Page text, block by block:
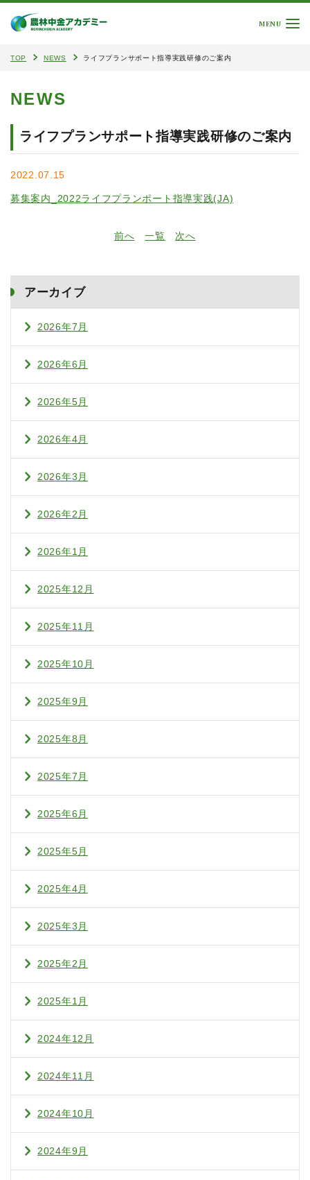
MENU
TOP NEWS ライフプランサポート指導実践研修のご案内
NEWS
ライフプランサポート指導実践研修のご案内
2022.07.15
募集案内_2022ライフプランポート指導実践(JA)
前へ 一覧 次へ
アーカイブ
2026年7月
2026年6月
2026年5月
2026年4月
2026年3月
2026年2月
2026年1月
2025年12月
2025年11月
2025年10月
2025年9月
2025年8月
2025年7月
2025年6月
2025年5月
2025年4月
2025年3月
2025年2月
2025年1月
2024年12月
2024年11月
2024年10月
2024年9月